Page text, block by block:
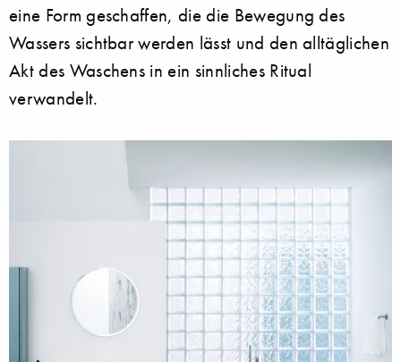
eine Form geschaffen, die die Bewegung des
Wassers sichtbar werden lässt und den alltäglichen
Akt des Waschens in ein sinnliches Ritual
verwandelt.